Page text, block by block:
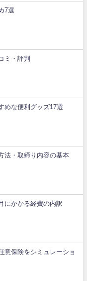
7選
ミ・評判
めな便利グッズ17選
法・取締り内容の基本
にかかる経費の内訳
意保険をシミュレーショ